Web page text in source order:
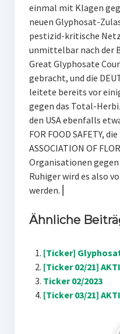
einmal mit Klagen
neuen Glyphosat-
pestizid-kritische
unmittelbar nach der
Great Glyphosate
gebracht, und die
leitete bereits vor
gegen das Total-
den USA ebenfalls
FOR FOOD SAFETY,
ASSOCIATION OF
Organisationen
Ruhiger wird es also
werden. ⎜
Ähnliche
[Ticker]
[Ticker 02/21]
Ticker 02/2023
[Ticker 03/21]